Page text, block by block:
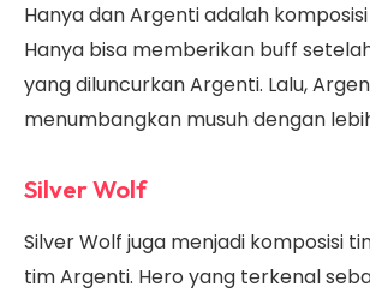
Hanya dan Argenti adalah
Hanya bisa memberikan buff
yang diluncurkan Argenti. Lalu,
menumbangkan musuh dengan
Silver Wolf
Silver Wolf juga menjadi komposisi
tim Argenti. Hero yang terkenal